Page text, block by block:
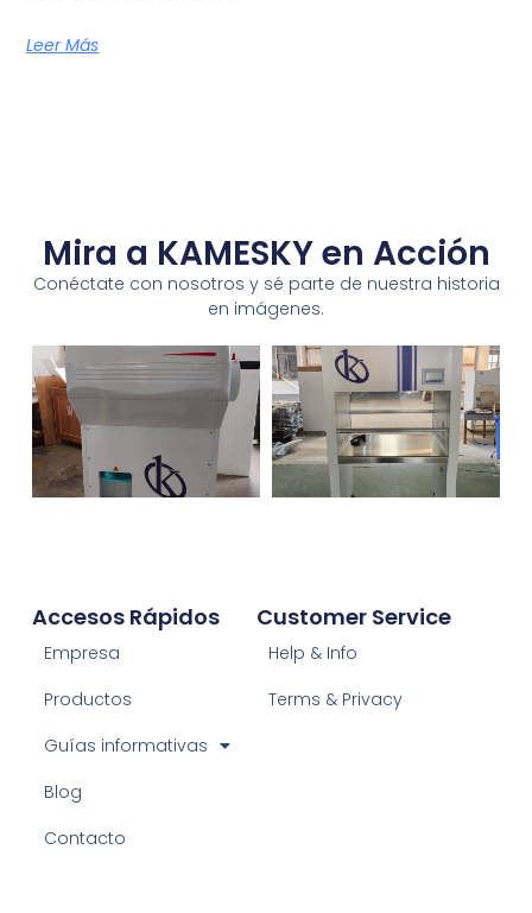
Leer Más
Mira a KAMESKY en Acción
Conéctate con nosotros y sé parte de nuestra historia
en imágenes.
Customer Service
Help & Info
Terms & Privacy
Accesos Rápidos
Empresa
Productos
Guías informativas
Blog
Contacto